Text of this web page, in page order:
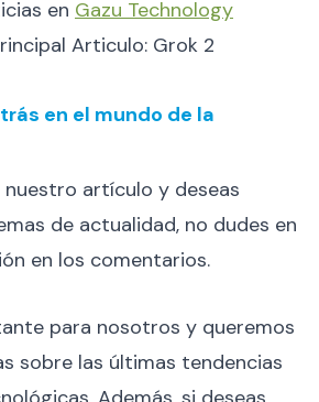
en Gazu Technology
Articulo: Grok 2
en el mundo de la
artículo y deseas
de actualidad, no dudes en
en los comentarios.
para nosotros y queremos
sobre las últimas tendencias